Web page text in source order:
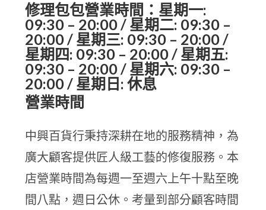
修理包包營業時間：星期一:
09:30 – 20:00 / 星期二: 09:30 –
20:00 / 星期三: 09:30 – 20:00 /
星期四: 09:30 – 20:00 / 星期五:
09:30 – 20:00 / 星期六: 09:30 –
20:00 / 星期日: 休息
營業時間
中興百貨行秉持深耕在地的服務精神，為
廣大顧客提供匠人級工藝的修復服務。本
店營業時間為每週一至週六上午十點至晚
間八點，週日公休。考量到部分顧客時間